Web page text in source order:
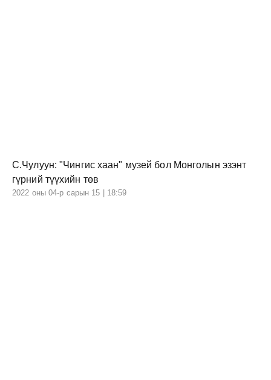
С.Чулуун: "Чингис хаан" музей бол Монголын эзэнт
гүрний түүхийн төв
2022 оны 04-р сарын 15 | 18:59